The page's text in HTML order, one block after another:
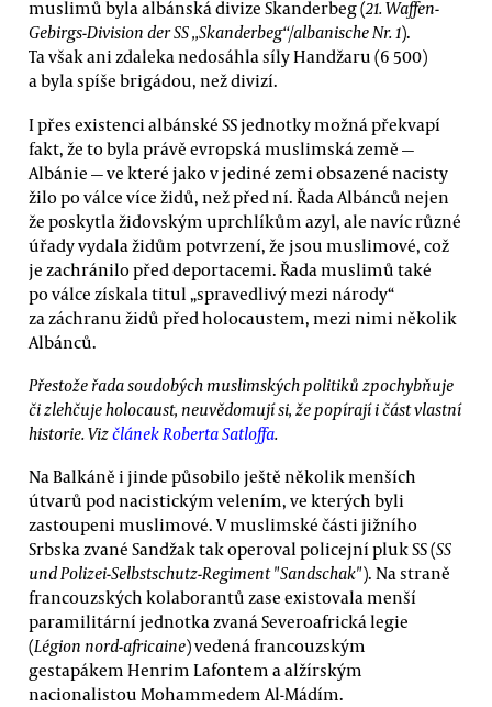
muslimů byla albánská divize Skanderbeg (21. Waffen-
Gebirgs-Division der SS „Skanderbeg“/albanische Nr. 1).
Ta však ani zdaleka nedosáhla síly Handžaru (6 500)
a byla spíše brigádou, než divizí.
I přes existenci albánské SS jednotky možná překvapí
fakt, že to byla právě evropská muslimská země —
Albánie — ve které jako v jediné zemi obsazené nacisty
žilo po válce více židů, než před ní. Řada Albánců nejen
že poskytla židovským uprchlíkům azyl, ale navíc různé
úřady vydala židům potvrzení, že jsou muslimové, což
je zachránilo před deportacemi. Řada muslimů také
po válce získala titul „spravedlivý mezi národy“
za záchranu židů před holocaustem, mezi nimi několik
Albánců.
Přestože řada soudobých muslimských politiků zpochybňuje
či zlehčuje holocaust, neuvědomují si, že popírají i část vlastní
historie. Vizčlánek Roberta Satloffa.
Na Balkáně i jinde působilo ještě několik menších
útvarů pod nacistickým velením, ve kterých byli
zastoupeni muslimové. V muslimské části jižního
Srbska zvané Sandžak tak operoval policejní pluk SS (SS
und Polizei-Selbstschutz-Regiment "Sandschak"). Na straně
francouzských kolaborantů zase existovala menší
paramilitární jednotka zvaná Severoafrická legie
(Légion nord-africaine) vedená francouzským
gestapákem Henrim Lafontem a alžírským
nacionalistou Mohammedem Al-Mádím.